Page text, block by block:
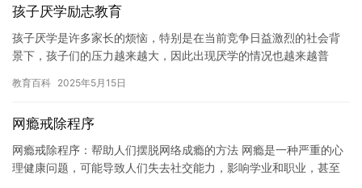
孩子厌学励志教育
孩子厌学是许多家长的烦恼，特别是在当前竞争日益激烈的社会背
景下，孩子们的压力越来越大，因此出现厌学的情况也越来越普
教育可以…
教育百科 2025年5月15日
网瘾戒除程序
网瘾戒除程序：帮助人们摆脱网络成瘾的方法 网瘾是一种严重的心
理健康问题，可能导致人们失去社交能力，影响学业和职业，甚至